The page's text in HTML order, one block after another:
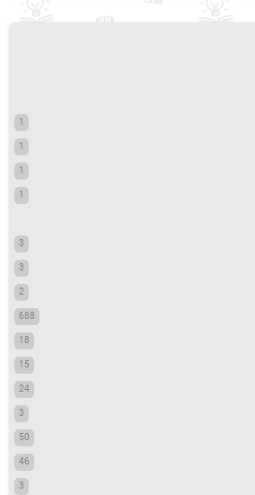
1
1
1
1
3
3
2
688
18
15
24
3
50
46
3